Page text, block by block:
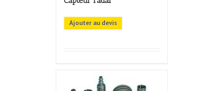
Ajouter au devis